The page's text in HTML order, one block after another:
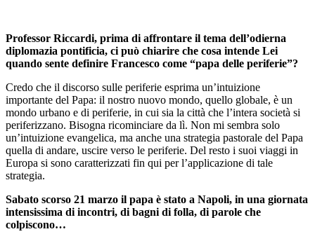
Professor Riccardi, prima di affrontare il tema dell’odierna
diplomazia pontificia, ci può chiarire che cosa intende Lei
quando sente definire Francesco come “papa delle periferie”?
Credo che il discorso sulle periferie esprima un’intuizione
importante del Papa: il nostro nuovo mondo, quello globale, è un
mondo urbano e di periferie, in cui sia la città che l’intera società si
periferizzano. Bisogna ricominciare da lì. Non mi sembra solo
un’intuizione evangelica, ma anche una strategia pastorale del Papa
quella di andare, uscire verso le periferie. Del resto i suoi viaggi in
Europa si sono caratterizzati fin qui per l’applicazione di tale
strategia.
Sabato scorso 21 marzo il papa è stato a Napoli, in una giornata
intensissima di incontri, di bagni di folla, di parole che
colpiscono…